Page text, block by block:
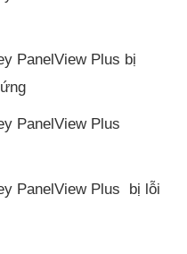
PanelView Plus bị
PanelView Plus
PanelView Plus bị lỗi